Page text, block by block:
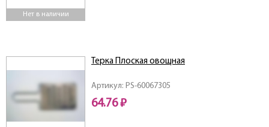
Нет в наличии
Артикул: PS-60067305
Терка Плоская овощная
64.76 ₽